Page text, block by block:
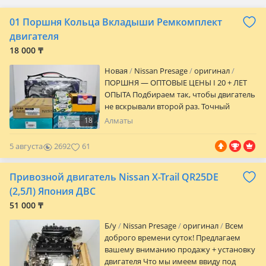
01 Поршня Кольца Вкладыши Ремкомплект
двигателя
18 000 ₸
18
Новая Nissan Presage
оригинал
ПОРШНЯ — ОПТОВЫЕ ЦЕНЫ I 20 + ЛЕТ
ОПЫТА Подбираем так, чтобы двигатель
не вскрывали второй раз. Точный
подбор: • VIN • двигатель • размеры В
прокладки и др. Алматы, Карсити 4 ярус
64 бутик Отправка по Казахстану
Ashibulak Auto — собрал и забыл.
Алматы
5 августа 2692 61
Привозной двигатель Nissan X-Trail QR25DE
(2,5Л) Япония ДВС
51 000 ₸
Б/y Nissan Presage оригинал
Всем
доброго времени суток! Предлагаем
вашему вниманию продажу + установку
двигателя Что мы имеем ввиду под